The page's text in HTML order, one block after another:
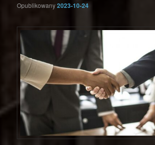
Opublikowany2023-10-24